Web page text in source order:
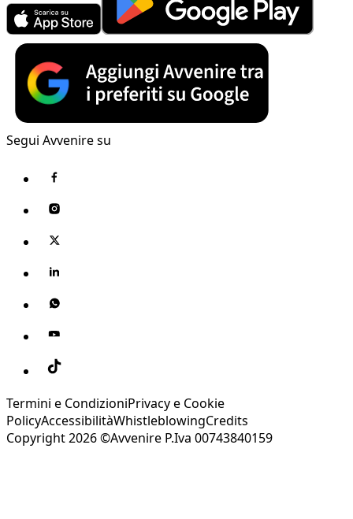
Segui Avvenire su
Termini e CondizioniPrivacy e Cookie
PolicyAccessibilitàWhistleblowingCredits
Copyright 2026 ©Avvenire P.Iva 00743840159